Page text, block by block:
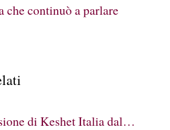
che continuò a parlare
di Keshet Italia dal…